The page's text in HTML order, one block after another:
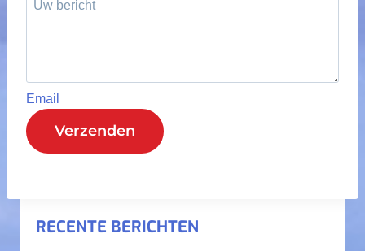
Email
Verzenden
RECENTE BERICHTEN